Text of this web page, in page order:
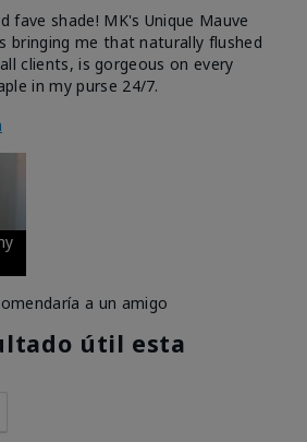
fave shade! MK's Unique Mauve
bringing me that naturally flushed
clients, is gorgeous on every
in my purse 24/7.
a un amigo
útil esta